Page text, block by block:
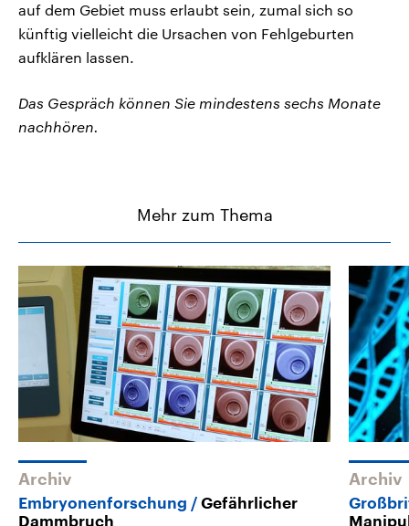
auf dem Gebiet muss erlaubt sein, zumal sich so
künftig vielleicht die Ursachen von Fehlgeburten
aufklären lassen.
Das Gespräch können Sie mindestens sechs Monate
nachhören.
Mehr zum Thema
Archiv
Embryonenforschung
Gefährlicher
Dammbruch
Archiv